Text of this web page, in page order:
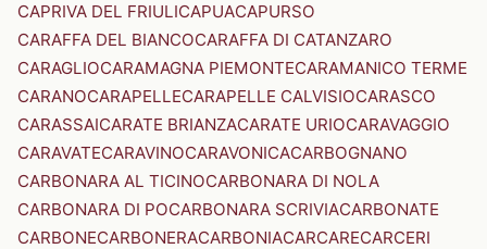
CAPRIVA DEL FRIULICAPUACAPURSO
CARAFFA DEL BIANCOCARAFFA DI CATANZARO
CARAGLIOCARAMAGNA PIEMONTECARAMANICO TERME
CARANOCARAPELLECARAPELLE CALVISIOCARASCO
CARASSAICARATE BRIANZACARATE URIOCARAVAGGIO
CARAVATECARAVINOCARAVONICACARBOGNANO
CARBONARA AL TICINOCARBONARA DI NOLA
CARBONARA DI POCARBONARA SCRIVIACARBONATE
CARBONECARBONERACARBONIACARCARECARCERI